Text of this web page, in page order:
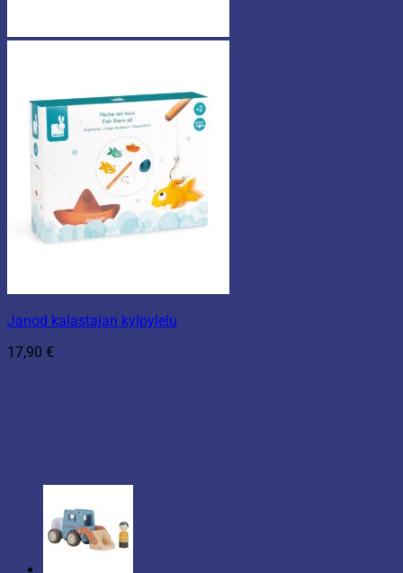
Janod kalastajan kylpylelu
17,90 €